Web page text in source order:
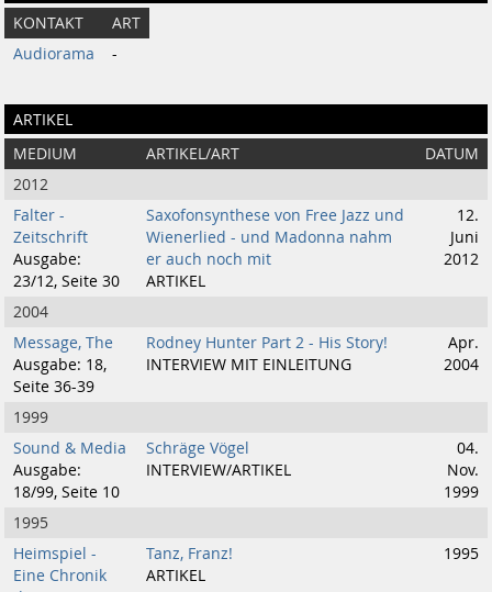
KONTAKT
ART
Audiorama
-
ARTIKEL
MEDIUM ARTIKEL/ART
DATUM
2012
Falter -
Zeitschrift
Ausgabe:
23/12, Seite 30
Saxofonsynthese von Free Jazz und
Wienerlied - und Madonna nahm
er auch noch mit
ARTIKEL
12.
Juni
2012
2004
Message, The
Ausgabe: 18,
Seite 36-39
Rodney Hunter Part 2 - His Story!
INTERVIEW MIT EINLEITUNG
Apr.
2004
1999
Sound & Media
Ausgabe:
18/99, Seite 10
Schräge Vögel
INTERVIEW/ARTIKEL
04.
Nov.
1999
1995
Heimspiel -
Eine Chronik
Tanz, Franz!
ARTIKEL
1995